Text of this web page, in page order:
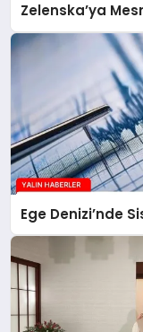
Zelenska’ya
Ege Denizi’nde